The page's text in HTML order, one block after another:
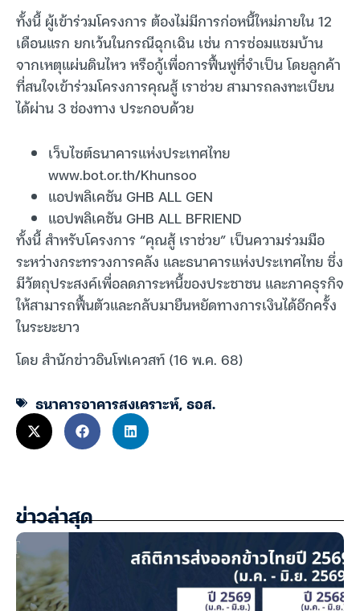
ทั้งนี้ ผู้เข้าร่วมโครงการ ต้องไม่มีการก่อหนี้ใหม่ภายใน 12
เดือนแรก ยกเว้นในกรณีฉุกเฉิน เช่น การซ่อมแซมบ้าน
จากเหตุแผ่นดินไหว หรือกู้เพื่อการฟื้นฟูที่จำเป็น โดยลูกค้า
ที่สนใจเข้าร่วมโครงการคุณสู้ เราช่วย สามารถลงทะเบียน
ได้ผ่าน 3 ช่องทาง ประกอบด้วย
เว็บไซต์ธนาคารแห่งประเทศไทย
www.bot.or.th/Khunsoo
แอปพลิเคชัน GHB ALL GEN
แอปพลิเคชัน GHB ALL BFRIEND
ทั้งนี้ สำหรับโครงการ “คุณสู้ เราช่วย” เป็นความร่วมมือ
ระหว่างกระทรวงการคลัง และธนาคารแห่งประเทศไทย ซึ่ง
มีวัตถุประสงค์เพื่อลดภาระหนี้ของประชาชน และภาคธุรกิจ
ให้สามารถฟื้นตัวและกลับมายืนหยัดทางการเงินได้อีกครั้ง
ในระยะยาว
โดย สำนักข่าวอินโฟเควสท์ (16 พ.ค. 68)
ธนาคารอาคารสงเคราะห์,ธอส.
ข่าวล่าสุด